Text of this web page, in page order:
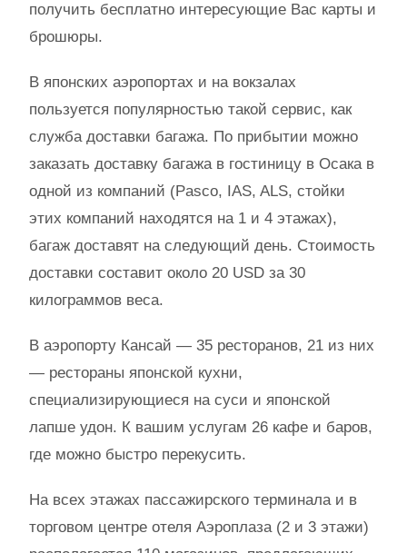
получить бесплатно интересующие Вас карты и
брошюры.
В японских аэропортах и на вокзалах
пользуется популярностью такой сервис, как
служба доставки багажа. По прибытии можно
заказать доставку багажа в гостиницу в Осака в
одной из компаний (Pasco, IAS, ALS, стойки
этих компаний находятся на 1 и 4 этажах),
багаж доставят на следующий день. Стоимость
доставки составит около 20 USD за 30
килограммов веса.
В аэропорту Кансай — 35 ресторанов, 21 из них
— рестораны японской кухни,
специализирующиеся на суси и японской
лапше удон. К вашим услугам 26 кафе и баров,
где можно быстро перекусить.
На всех этажах пассажирского терминала и в
торговом центре отеля Аэроплаза (2 и 3 этажи)